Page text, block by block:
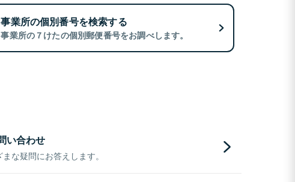
事業所の個別番号を検索する
事業所の７けたの個別郵便番号をお調べします。
い合わせ
な疑問にお答えします。